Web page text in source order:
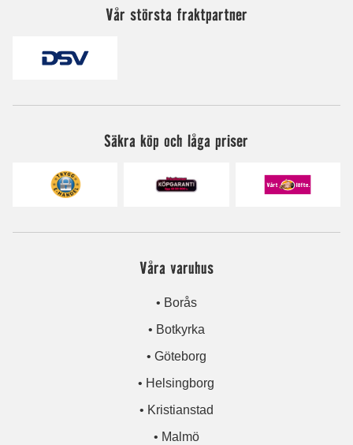
Vår största fraktpartner
Säkra köp och låga priser
Våra varuhus
• Borås
• Botkyrka
• Göteborg
• Helsingborg
• Kristianstad
• Malmö